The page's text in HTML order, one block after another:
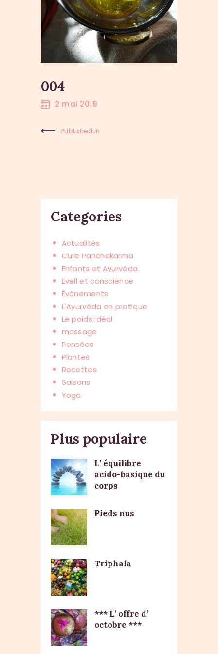
004
2 mai 2019
Published in
Categories
Actualités
Cure Panchakarma
Enfants et Ayurvéda
Eveil et conscience
Événements
L'Ayurvéda en pratique
Le poids idéal
massage
Pensées
Plantes
Recettes
Saisons
Yoga
Plus populaire
L’ équilibre
acido-basique du
corps
Pieds nus
Triphala
*** L’ offre d’
octobre ***